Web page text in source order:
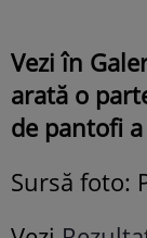
Vezi în
arată o
de pantofi
Sursă foto: